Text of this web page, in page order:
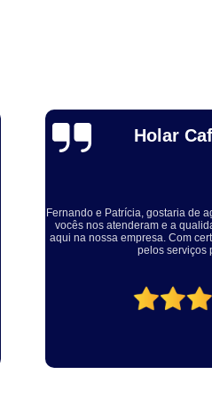
Thuane
Solucionaram o problema
atenciosa. Vale a pena, meu